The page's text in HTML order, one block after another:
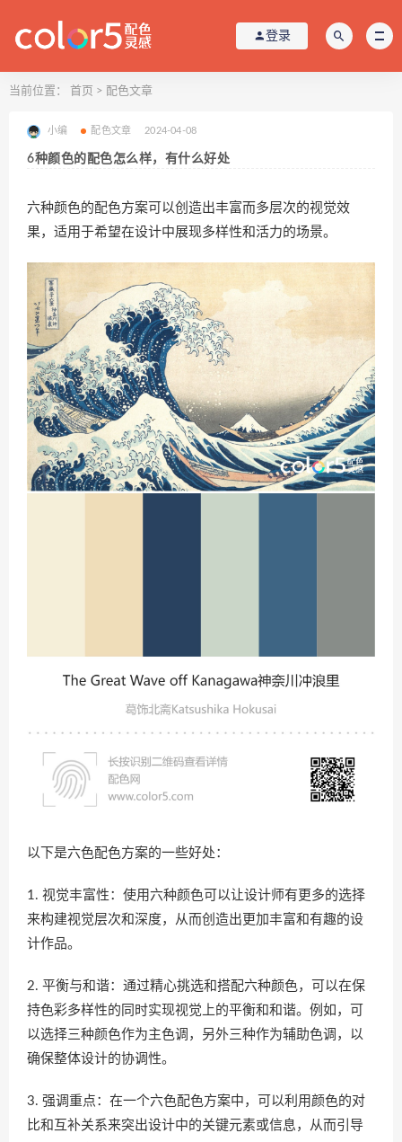
登录
当前位置： 首页 > 配色文章
小编 配色文章 2024-04-08
6种颜色的配色怎么样，有什么好处
六种颜色的配色方案可以创造出丰富而多层次的视觉效
果，适用于希望在设计中展现多样性和活力的场景。
以下是六色配色方案的一些好处：
1. 视觉丰富性：使用六种颜色可以让设计师有更多的选择
来构建视觉层次和深度，从而创造出更加丰富和有趣的设
计作品。
2. 平衡与和谐：通过精心挑选和搭配六种颜色，可以在保
持色彩多样性的同时实现视觉上的平衡和和谐。例如，可
以选择三种颜色作为主色调，另外三种作为辅助色调，以
确保整体设计的协调性。
3. 强调重点：在一个六色配色方案中，可以利用颜色的对
比和互补关系来突出设计中的关键元素或信息，从而引导